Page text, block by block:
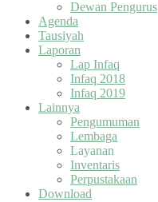
Dewan Pengurus
Agenda
Tausiyah
Laporan
Lap Infaq
Infaq 2018
Infaq 2019
Lainnya
Pengumuman
Lembaga
Layanan
Inventaris
Perpustakaan
Download